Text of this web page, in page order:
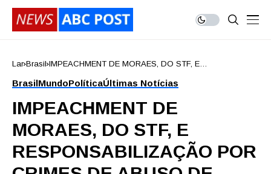
Lar Brasil IMPEACHMENT DE MORAES, DO STF, E
AUTORIDADE – COLETIVA DE..
BrasilMundoPolíticaÚltimas Notícias
IMPEACHMENT DE
MORAES, DO STF, E
RESPONSABILIZAÇÃO POR